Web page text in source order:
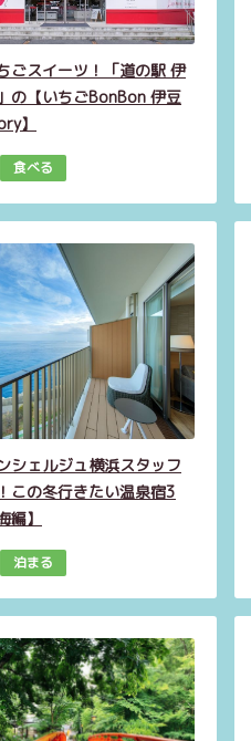
ごスイーツ！「道の駅 伊
の【いちごBonBon 伊豆
】
食べる
シェルジュ横浜スタッフ
この冬行きたい温泉宿3
編】
泊まる